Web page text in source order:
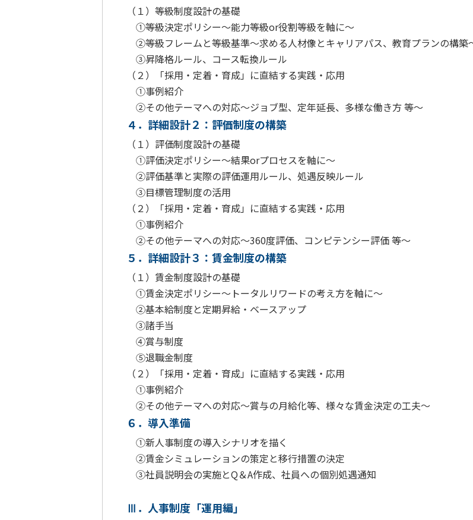
（１）等級制度設計の基礎
①等級決定ポリシー～能力等級or役割等級を軸に～
②等級フレームと等級基準～求める人材像とキャリアパス、教育プランの構築
③昇降格ルール、コース転換ルール
（２）「採用・定着・育成」に直結する実践・応用
①事例紹介
②その他テーマへの対応～ジョブ型、定年延長、多様な働き方 等～
４．詳細設計２：評価制度の構築
（１）評価制度設計の基礎
①評価決定ポリシー～結果orプロセスを軸に～
②評価基準と実際の評価運用ルール、処遇反映ルール
③目標管理制度の活用
（２）「採用・定着・育成」に直結する実践・応用
①事例紹介
②その他テーマへの対応～360度評価、コンピテンシー評価 等～
５．詳細設計３：賃金制度の構築
（１）賃金制度設計の基礎
①賃金決定ポリシー～トータルリワードの考え方を軸に～
②基本給制度と定期昇給・ベースアップ
③諸手当
④賞与制度
⑤退職金制度
（２）「採用・定着・育成」に直結する実践・応用
①事例紹介
②その他テーマへの対応～賞与の月給化等、様々な賃金決定の工夫～
６．導入準備
①新人事制度の導入シナリオを描く
②賃金シミュレーションの策定と移行措置の決定
③社員説明会の実施とQ＆A作成、社員への個別処遇通知
Ⅲ．人事制度「運用編」